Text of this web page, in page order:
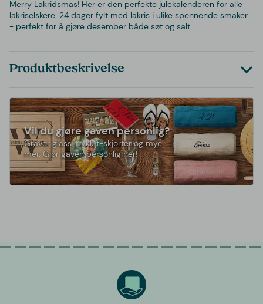
Merry Lakridsmas! Her er den perfekte julekalenderen for alle
lakriselskere. 24 dager fylt med lakris i ulike spennende smaker
- perfekt for å gjøre desember både søt og salt.
Produktbeskrivelse
Vil du gjøre gaven personlig?
Graver glass, trykk t-skjorter og mye
mer. Gjør gaven personlig her!